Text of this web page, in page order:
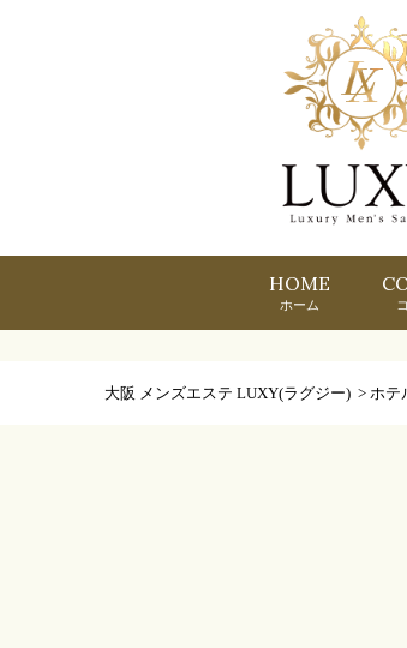
HOME
ホーム
大阪 メンズエステ LUXY(ラグジー) > ホテ